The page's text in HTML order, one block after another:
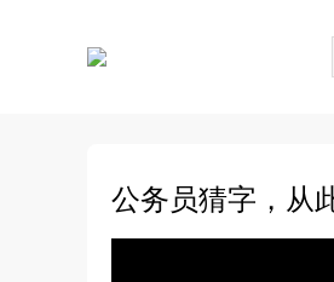
公务员猜字，从